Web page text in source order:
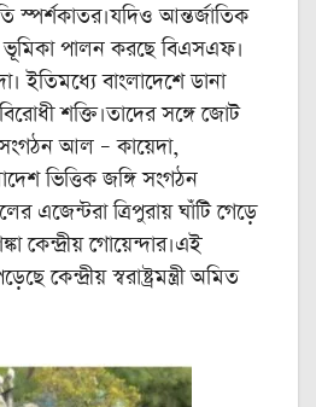
স্পর্শকাতর।যদিও আন্তর্জাতিক
ভূমিকা পালন করছে বিএসএফ।
ইতিমধ্যে বাংলাদেশে ডানা
শক্তি।তাদের সঙ্গে জোট
সংগঠন আল – কায়েদা,
ভিত্তিক জঙ্গি সংগঠন
এজেন্টরা ত্রিপুরায় ঘাঁটি গেড়ে
কেন্দ্রীয় গোয়েন্দার।এই
কেন্দ্রীয় স্বরাষ্ট্রমন্ত্রী অমিত